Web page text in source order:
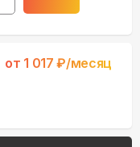
от 1 017 ₽/месяц